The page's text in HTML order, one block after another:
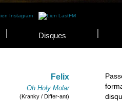
Disques
Felix
Oh Holy Molar
(Kranky / Differ-ant)